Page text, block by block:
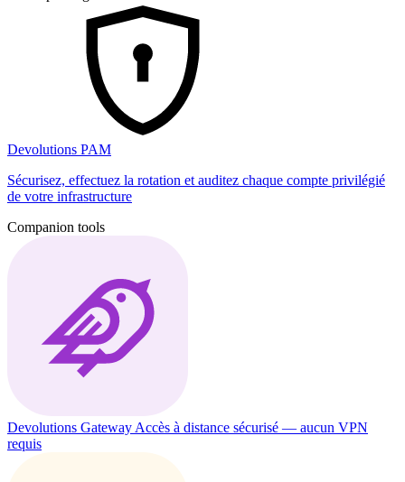
Devolutions PAM
Sécurisez, effectuez la rotation et auditez chaque compte privilégié
de votre infrastructure
Companion tools
Devolutions Gateway Accès à distance sécurisé — aucun VPN
requis